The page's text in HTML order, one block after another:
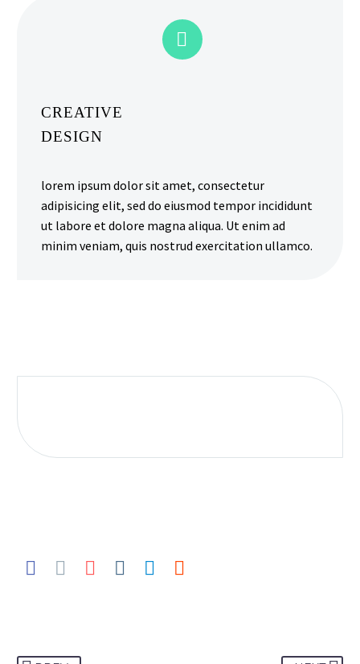


CREATIVE
DESIGN
lorem ipsum dolor sit amet, consectetur
adipisicing elit, sed do eiusmod tempor incididunt
ut labore et dolore magna aliqua. Ut enim ad
minim veniam, quis nostrud exercitation ullamco.